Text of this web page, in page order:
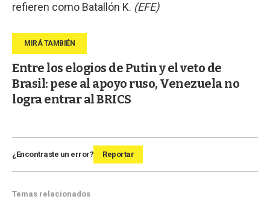
refieren como Batallón K. (EFE)
Entre los elogios de Putin y el veto de
Brasil: pese al apoyo ruso, Venezuela no
logra entrar al BRICS
¿Encontraste un error? Reportar
Temas relacionados